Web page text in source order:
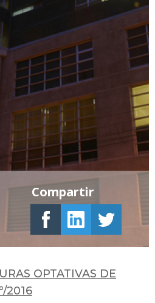
OPTATIVAS DE
2016
Compartir